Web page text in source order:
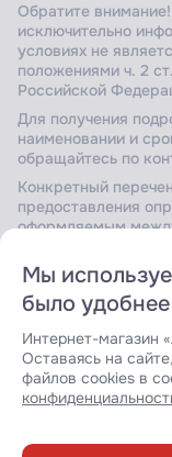
Обратите
исключительно
условиях не
положениями ч. 2
Российской
Для получения
наименовании и
обращайтесь по
Конкретный
предоставления
оформляемым
Сайт защищен
условиях
Мы
было
Интернет-магазин
Оставаясь на
файлов cookies в